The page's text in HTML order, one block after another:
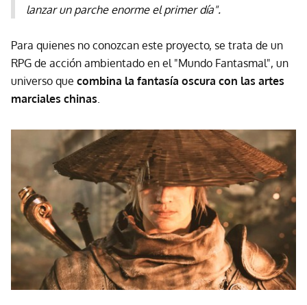
lanzar un parche enorme el primer día".
Para quienes no conozcan este proyecto, se trata de un
RPG de acción ambientado en el "Mundo Fantasmal", un
universo que combina la fantasía oscura con las artes
marciales chinas.